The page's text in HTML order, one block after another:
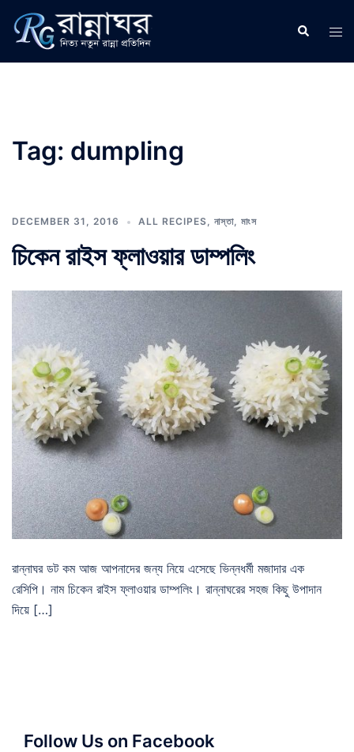
content
Search
Tag: dumpling
DECEMBER 31, 2016 ALL RECIPES, নাস্তা, মাংস
চিকেন রাইস ফ্লাওয়ার ডাম্পলিং
রান্নাঘর ডট কম আজ আপনাদের জন্য নিয়ে এসেছে ভিন্নধর্মী মজাদার এক
রেসিপি। নাম চিকেন রাইস ফ্লাওয়ার ডাম্পলিং। রান্নাঘরের সহজ কিছু উপাদান
দিয়ে […]
Follow Us on Facebook